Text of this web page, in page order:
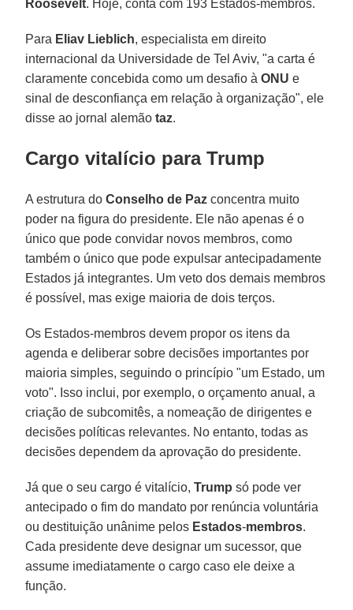
Roosevelt. Hoje, conta com 193 Estados-membros.
Para Eliav Lieblich, especialista em direito
internacional da Universidade de Tel Aviv, "a carta é
claramente concebida como um desafio àONU e
sinal de desconfiança em relação à organização", ele
disse ao jornal alemãotaz.
Cargo vitalício para Trump
A estrutura doConselho de Paz concentra muito
poder na figura do presidente. Ele não apenas é o
único que pode convidar novos membros, como
também o único que pode expulsar antecipadamente
Estados já integrantes. Um veto dos demais membros
é possível, mas exige maioria de dois terços.
Os Estados-membros devem propor os itens da
agenda e deliberar sobre decisões importantes por
maioria simples, seguindo o princípio "um Estado, um
voto". Isso inclui, por exemplo, o orçamento anual, a
criação de subcomitês, a nomeação de dirigentes e
decisões políticas relevantes. No entanto, todas as
decisões dependem da aprovação do presidente.
Já que o seu cargo é vitalício,Trump só pode ver
antecipado o fim do mandato por renúncia voluntária
ou destituição unânime pelos Estados-membros.
Cada presidente deve designar um sucessor, que
assume imediatamente o cargo caso ele deixe a
função.